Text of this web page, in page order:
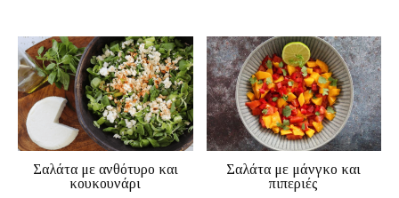
Σαλάτα με ανθότυρο και
κουκουνάρι
Σαλάτα με μάνγκο και
πιπεριές